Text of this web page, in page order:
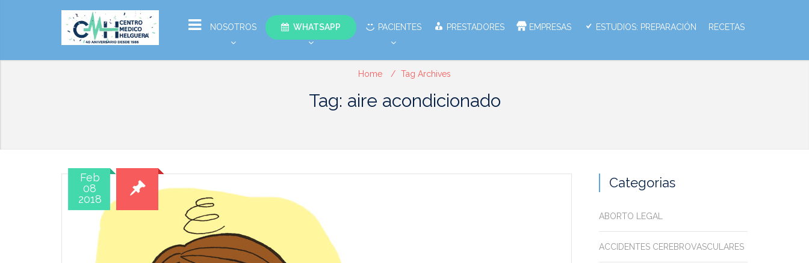
NOSOTROS WHATSAPP PACIENTES PRESTADORES EMPRESAS ESTUDIOS: PREPARACIÓN RECETAS
Home Tag Archives
Tag: aire acondicionado
Feb
08
2018
Categorias
ABORTO LEGAL
ACCIDENTES CEREBROVASCULARES